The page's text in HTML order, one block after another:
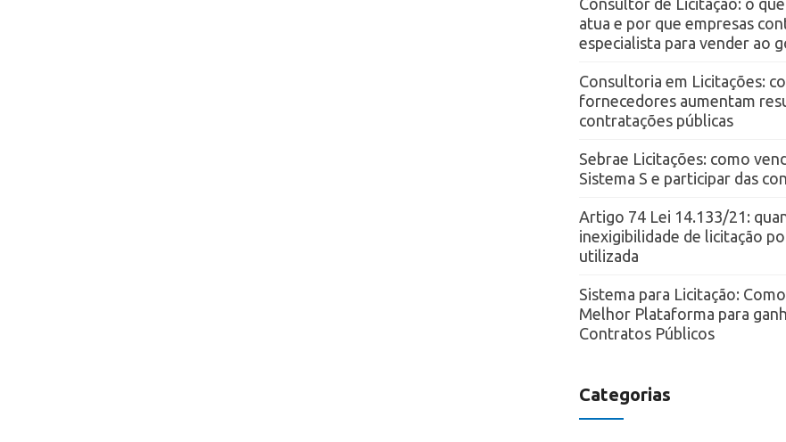
Consultor de Licitação: o
atua e por que empresas
especialista para vender ao
Consultoria em Licitações:
fornecedores aumentam
contratações públicas
Sebrae Licitações: como
Sistema S e participar das
Artigo 74 Lei 14.133/21:
inexigibilidade de licitação
utilizada
Sistema para Licitação:
Melhor Plataforma para
Contratos Públicos
Categorias